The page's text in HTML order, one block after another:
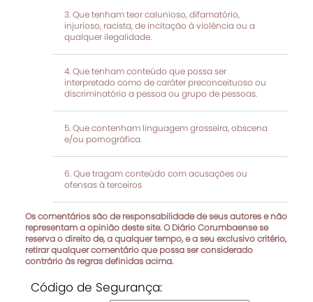
Que tenham teor calunioso, difamatório,
injurioso, racista, de incitação à violência ou a
qualquer ilegalidade.
Que tenham conteúdo que possa ser
interpretado como de caráter preconceituoso ou
discriminatório a pessoa ou grupo de pessoas.
Que contenham linguagem grosseira, obscena
e/ou pornográfica.
Que tragam conteúdo com acusações ou
ofensas à terceiros
Os comentários são de responsabilidade de seus autores e não
representam a opinião deste site. O Diário Corumbaense se
reserva o direito de, a qualquer tempo, e a seu exclusivo critério,
retirar qualquer comentário que possa ser considerado
contrário às regras definidas acima.
Código de Segurança: